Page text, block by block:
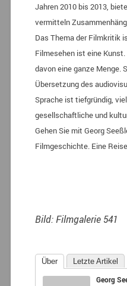
Jahren 2010 bis 2013,
vermitteln
Das Thema der Filmkritik
Filmesehen ist eine
davon eine ganze Menge.
Übersetzung des
Sprache ist tiefgründig,
gesellschaftliche und
Gehen Sie mit Georg
Filmgeschichte. Eine
Bild: Filmgalerie 541
Über Letzte Artikel
Georg